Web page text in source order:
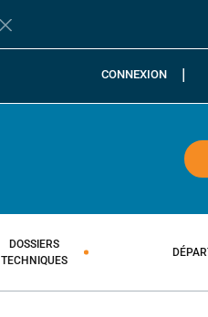
Fermer la barre de notification
CONNEXION
DOSSIERS
TECHNIQUES